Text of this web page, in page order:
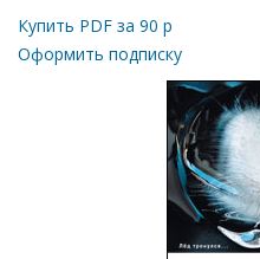
Купить PDF за 90 р
Оформить подписку